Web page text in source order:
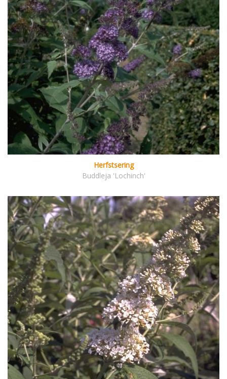
Herfstsering
Buddleja 'Lochinch'